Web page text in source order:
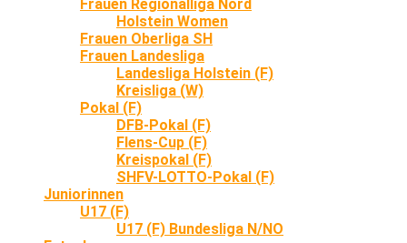
Frauen Regionalliga Nord
Holstein Women
Frauen Oberliga SH
Frauen Landesliga
Landesliga Holstein (F)
Kreisliga (W)
Pokal (F)
DFB-Pokal (F)
Flens-Cup (F)
Kreispokal (F)
SHFV-LOTTO-Pokal (F)
Juniorinnen
U17 (F)
U17 (F) Bundesliga N/NO